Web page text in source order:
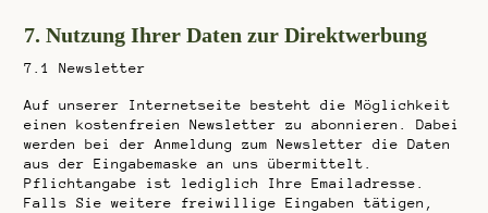
7. Nutzung Ihrer Daten zur Direktwerbung
7.1 Newsletter
Auf unserer Internetseite besteht die Möglichkeit
einen kostenfreien Newsletter zu abonnieren. Dabei
werden bei der Anmeldung zum Newsletter die Daten
aus der Eingabemaske an uns übermittelt.
Pflichtangabe ist lediglich Ihre Emailadresse.
Falls Sie weitere freiwillige Eingaben tätigen,